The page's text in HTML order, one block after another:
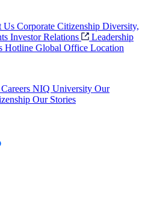
Us Corporate Citizenship Diversity,
Investor Relations
Leadership
Hotline Global Office Location
NIQ University Our
Our Stories